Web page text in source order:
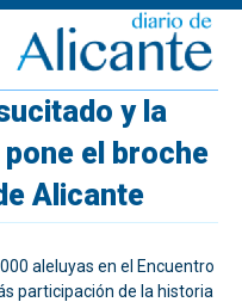
y la
el broche
Alicante
aleluyas en el Encuentro
participación de la historia